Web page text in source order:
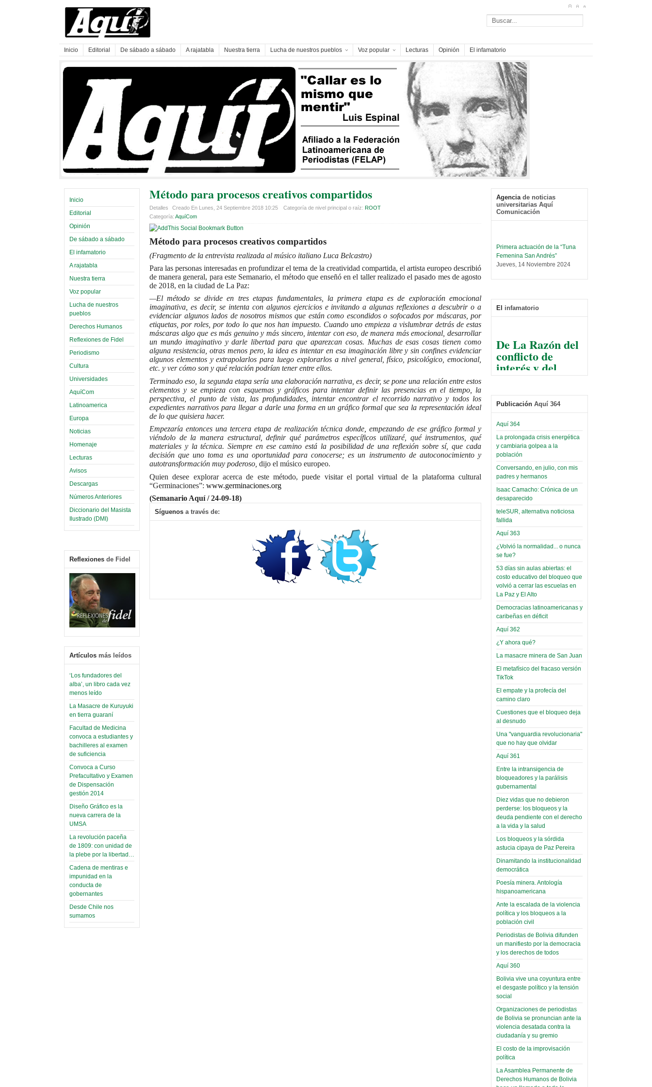
Inicio Editorial De sábado a sábado A rajatabla Nuestra tierra Lucha de nuestros pueblos Voz popular Lecturas Opinión El infamatorio
Inicio
Editorial
Opinión
De sábado a sábado
El infamatorio
A rajatabla
Nuestra tierra
Voz popular
Lucha de nuestros
pueblos
Derechos Humanos
Reflexiones de Fidel
Periodismo
Cultura
Universidades
AquíCom
Latinoamerica
Europa
Noticias
Homenaje
Lecturas
Avisos
Descargas
Números Anteriores
Diccionario del Masista
Ilustrado (DMI)
Reflexiones de Fidel
Artículos más leídos
‘Los fundadores del
alba’, un libro cada vez
menos leído
La Masacre de Kuruyuki
en tierra guaraní
Facultad de Medicina
convoca a estudiantes y
bachilleres al examen
de suficiencia
Convoca a Curso
Prefacultativo y Examen
de Dispensación
gestión 2014
Diseño Gráfico es la
nueva carrera de la
UMSA
La revolución paceña
de 1809: con unidad de
la plebe por la libertad…
Cadena de mentiras e
impunidad en la
conducta de
gobernantes
Desde Chile nos
sumamos
Método para procesos creativos compartidos
Detalles Creado En Lunes, 24 Septiembre 2018 10:25 Categoría de nivel principal o raíz: ROOT
Categoría: AquíCom
Método para procesos creativos compartidos
(Fragmento de la entrevista realizada al músico italiano Luca Belcastro)
Para las personas interesadas en profundizar el tema de la creatividad compartida, el artista europeo describió
de manera general, para este Semanario, el método que enseñó en el taller realizado el pasado mes de agosto
de 2018, en la ciudad de La Paz:
—El método se divide en tres etapas fundamentales, la primera etapa es de exploración emocional
imaginativa, es decir, se intenta con algunos ejercicios e invitando a algunas reflexiones a descubrir o a
evidenciar algunos lados de nosotros mismos que están como escondidos o sofocados por máscaras, por
etiquetas, por roles, por todo lo que nos han impuesto. Cuando uno empieza a vislumbrar detrás de estas
máscaras algo que es más genuino y más sincero, intentar con eso, de manera más emocional, desarrollar
un mundo imaginativo y darle libertad para que aparezcan cosas. Muchas de esas cosas tienen como
alguna resistencia, otras menos pero, la idea es intentar en esa imaginación libre y sin confines evidenciar
algunos elementos y extrapolarlos para luego explorarlos a nivel general, físico, psicológico, emocional,
etc. y ver cómo son y qué relación podrían tener entre ellos.
Terminado eso, la segunda etapa sería una elaboración narrativa, es decir, se pone una relación entre estos
elementos y se empieza con esquemas y gráficos para intentar definir las presencias en el tiempo, la
perspectiva, el punto de vista, las profundidades, intentar encontrar el recorrido narrativo y todos los
expedientes narrativos para llegar a darle una forma en un gráfico formal que sea la representación ideal
de lo que quisiera hacer.
Empezaría entonces una tercera etapa de realización técnica donde, empezando de ese gráfico formal y
viéndolo de la manera estructural, definir qué parámetros específicos utilizaré, qué instrumentos, qué
materiales y la técnica. Siempre en ese camino está la posibilidad de una reflexión sobre sí, que cada
decisión que uno toma es una oportunidad para conocerse; es un instrumento de autoconocimiento y
autotransformación muy poderoso, dijo el músico europeo.
Quien desee explorar acerca de este método, puede visitar el portal virtual de la plataforma cultural
“Germinaciones”: www.germinaciones.org
(Semanario Aquí / 24-09-18)
Síguenos a través de:
Agencia de noticias
universitarias Aquí
Comunicación
Primera actuación de la “Tuna
Femenina San Andrés”
Jueves, 14 Noviembre 2024
Leer Más...
tráfico de personas
taller de software estadístico en
la UMSA
Sábado, 14 Septiembre 2024
certificados por apoyo al
Séptimo Encuentro de
Sábado, 14 Octubre 2023
Leer Más...
Trabajo Social de la UMSA
volverá a las urnas para elegir a
su directora
Sábado, 14 Octubre 2023
Leer Más...
Candidatos del MAS se
presentarán en la UMSA
Jueves, 14 Septiembre 2023
Leer Más...
Carrera de Geografía realiza
Segundo Congreso Nacional
Viernes, 14 Octubre 2022
Leer Más...
Docentes y estudiantes de
Trabajo Social de la UMSA
elegirán directora
Viernes, 14 Octubre 2022
Leer Más...
“Tuna Femenina San Andrés”
toca y canta con coraje
Miércoles, 14 Septiembre 2022
Leer Más...
Posesionan a dirigentes de
Asociación de Docentes
Domingo, 14 Agosto 2022
Leer Más...
El infamatorio
De La Razón del
conflicto de
interés y del
razonable arte
y esconder la
mano
El Infamatorio
Jueves, 10 Diciembre 2020
Read more...
Infierno Covid
parte VI:
Gabinete de
Áñez se atribuye
construcción de
hospitales
prefabricados en
la que no tuvo
participación;
más de 24 horas
después rectifica
parcialmente
El Infamatorio
Miércoles, 09 Diciembre 2020
Read more...
Interpretación
de un álbum de
narco-fotos
(Miscelánea
Palaciega 8)
El Infamatorio
Miércoles, 19 Junio 2019
Read more...
Cosmética
descolonizadora
(Miscelánea
palaciega 7)
El Infamatorio
Lunes, 27 Mayo 2019
Read more...
Creacionismo,
filtraciones e
inicio de la
campaña del
MAS
(Miscelánea
palaciega 6)
El Infamatorio
Domingo, 12 Mayo 2019
Read more...
Publicación Aquí 364
Aquí 364
La prolongada crisis energética
y cambiaria golpea a la
población
Conversando, en julio, con mis
padres y hermanos
Isaac Camacho: Crónica de un
desaparecido
teleSUR, alternativa noticiosa
fallida
Aquí 363
¿Volvió la normalidad... o nunca
se fue?
53 días sin aulas abiertas: el
costo educativo del bloqueo que
volvió a cerrar las escuelas en
La Paz y El Alto
Democracias latinoamericanas y
caribeñas en déficit
Aquí 362
¿Y ahora qué?
La masacre minera de San Juan
El metafísico del fracaso versión
TikTok
El empate y la profecía del
camino claro
Cuestiones que el bloqueo deja
al desnudo
Una "vanguardia revolucionaria"
que no hay que olvidar
Aquí 361
Entre la intransigencia de
bloqueadores y la parálisis
gubernamental
Diez vidas que no debieron
perderse: los bloqueos y la
deuda pendiente con el derecho
a la vida y la salud
Los bloqueos y la sórdida
astucia cipaya de Paz Pereira
Dinamitando la institucionalidad
democrática
Poesía minera. Antología
hispanoamericana
Ante la escalada de la violencia
política y los bloqueos a la
población civil
Periodistas de Bolivia difunden
un manifiesto por la democracia
y los derechos de todos
Aquí 360
Bolivia vive una coyuntura entre
el desgaste político y la tensión
social
Organizaciones de periodistas
de Bolivia se pronuncian ante la
violencia desatada contra la
ciudadanía y su gremio
El costo de la improvisación
política
La Asamblea Permanente de
Derechos Humanos de Bolivia